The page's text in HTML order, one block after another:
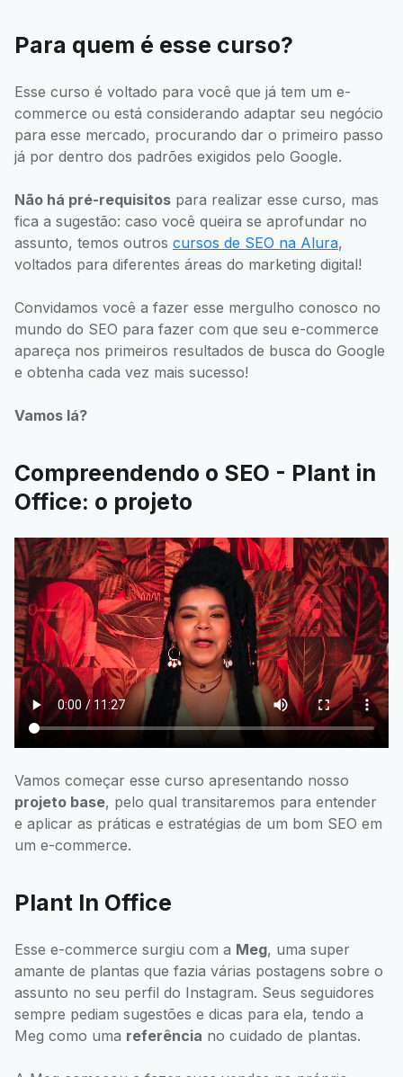
Para quem é esse curso?
Esse curso é voltado para você que já tem um e-
commerce ou está considerando adaptar seu negócio
para esse mercado, procurando dar o primeiro passo
já por dentro dos padrões exigidos pelo Google.
Não há pré-requisitos para realizar esse curso, mas
fica a sugestão: caso você queira se aprofundar no
assunto, temos outros cursos de SEO na Alura,
voltados para diferentes áreas do marketing digital!
Convidamos você a fazer esse mergulho conosco no
mundo do SEO para fazer com que seu e-commerce
apareça nos primeiros resultados de busca do Google
e obtenha cada vez mais sucesso!
Vamos lá?
Compreendendo o SEO - Plant in
Office: o projeto
Vamos começar esse curso apresentando nosso
projeto base, pelo qual transitaremos para entender
e aplicar as práticas e estratégias de um bom SEO em
um e-commerce.
Plant In Office
Esse e-commerce surgiu com a Meg, uma super
amante de plantas que fazia várias postagens sobre o
assunto no seu perfil do Instagram. Seus seguidores
sempre pediam sugestões e dicas para ela, tendo a
Meg como uma referência no cuidado de plantas.